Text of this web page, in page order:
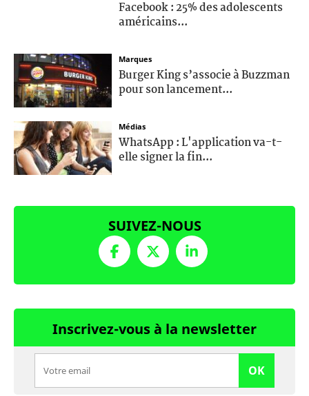
Facebook : 25% des adolescents
américains...
Marques
Burger King s’associe à Buzzman
pour son lancement...
Médias
WhatsApp : L'application va-t-
elle signer la fin...
SUIVEZ-NOUS
Inscrivez-vous à la newsletter
OK